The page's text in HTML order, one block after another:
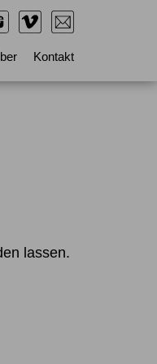
Kontakt
lassen.